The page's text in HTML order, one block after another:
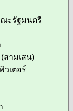
ณะรัฐมนตรี
สามเสน)
วเตอร์